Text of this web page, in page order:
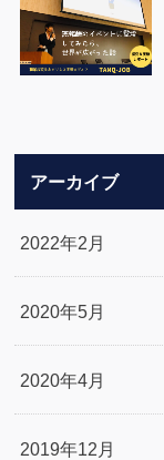
アーカイブ
2022年2月
2020年5月
2020年4月
2019年12月